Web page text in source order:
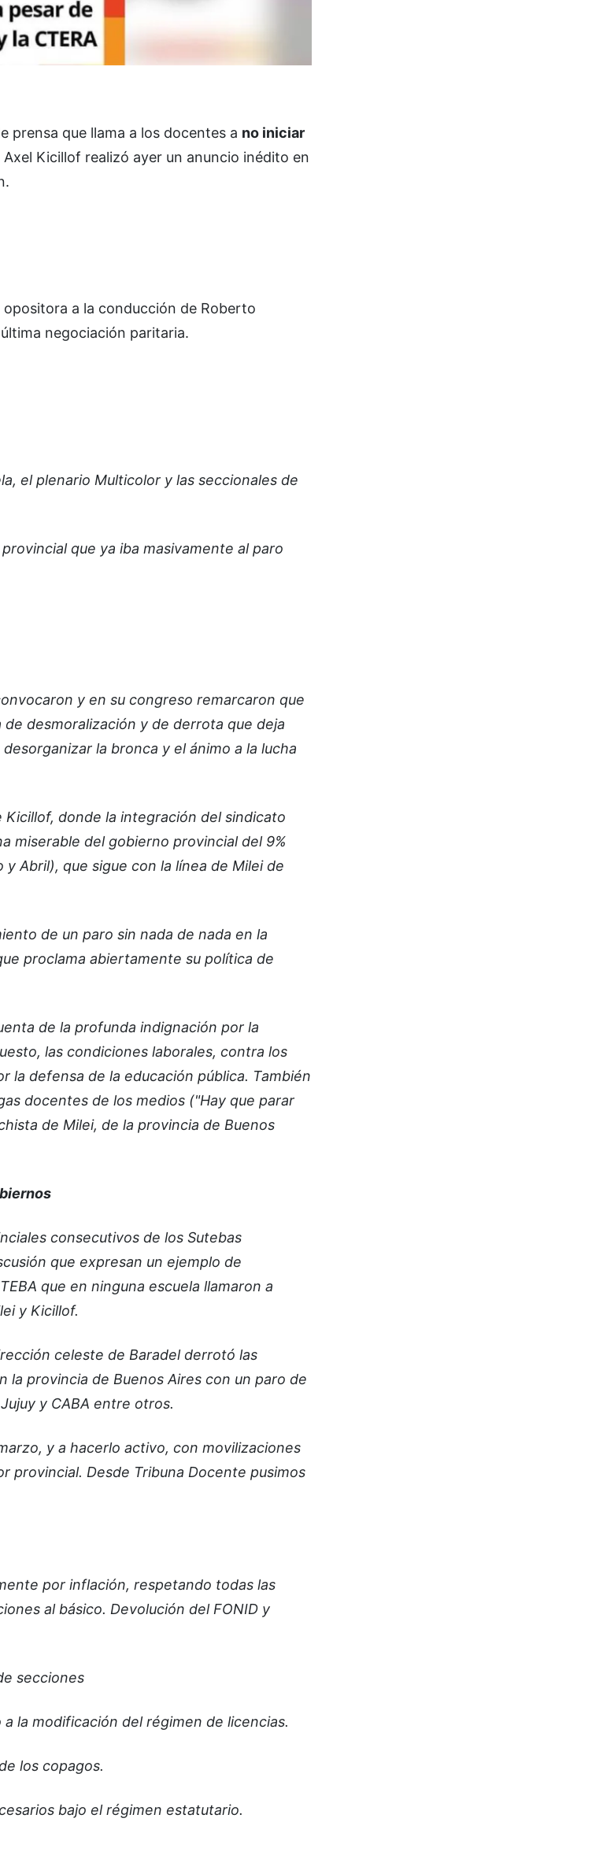
prensa que llama a los docentes a no iniciar
Kicillof realizó ayer un anuncio inédito en
a la conducción de Roberto
negociación paritaria.
el plenario Multicolor y las seccionales de
que ya iba masivamente al paro
y en su congreso remarcaron que
desmoralización y de derrota que deja
la bronca y el ánimo a la lucha
donde la integración del sindicato
miserable del gobierno provincial del 9%
Abril), que sigue con la línea de Milei de
de un paro sin nada de nada en la
proclama abiertamente su política de
de la profunda indignación por la
las condiciones laborales, contra los
la defensa de la educación pública. También
docentes de los medios ("Hay que parar
de Milei, de la provincia de Buenos
consecutivos de los Sutebas
que expresan un ejemplo de
que en ninguna escuela llamaron a
y Kicillof.
celeste de Baradel derrotó las
la provincia de Buenos Aires con un paro de
y CABA entre otros.
y a hacerlo activo, con movilizaciones
provincial. Desde Tribuna Docente pusimos
por inflación, respetando todas las
al básico. Devolución del FONID y
secciones
la modificación del régimen de licencias.
los copagos.
bajo el régimen estatutario.